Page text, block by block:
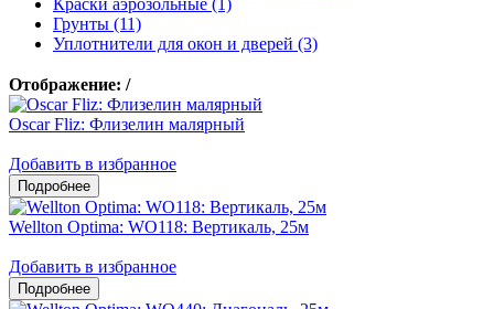
Грунты (11)
Уплотнители для окон и дверей (3)
Отображение: /
Oscar Fliz: Флизелин малярный
Добавить в избранное
Wellton Optima: WO118: Вертикаль, 25м
Добавить в избранное